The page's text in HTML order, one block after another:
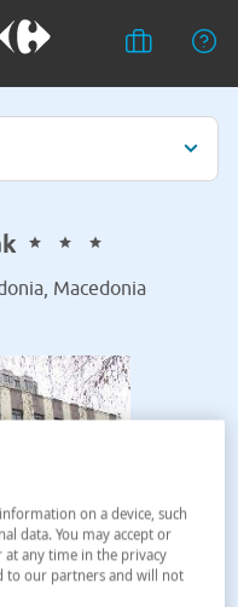
Macedonia
on a device, such
data. You may accept or
at any time in the privacy
to our partners and will not